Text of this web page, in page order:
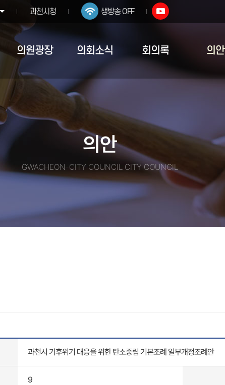
과천시청 생방송 OFF
의원광장 의회소식 회의록 의안
의안
GWACHEON-CITY COUNCIL CITY COUNCIL
과천시 기후위기 대응을 위한 탄소중립 기본조례 일부개정조례안
9